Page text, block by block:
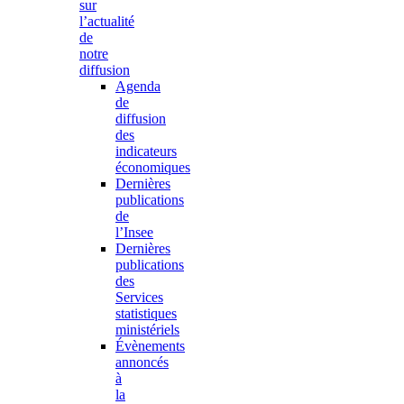
sur
l’actualité
de
notre
diffusion
Agenda
de
diffusion
des
indicateurs
économiques
Dernières
publications
de
l’Insee
Dernières
publications
des
Services
statistiques
ministériels
Évènements
annoncés
à
la